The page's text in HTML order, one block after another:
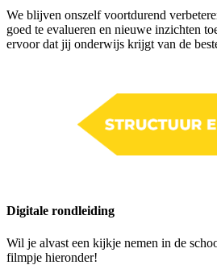
We blijven onszelf voortdurend
goed te evalueren en nieuwe inzichten
ervoor dat jij onderwijs krijgt van de
Digitale rondleiding
Wil je alvast een kijkje nemen in de
filmpje hieronder!